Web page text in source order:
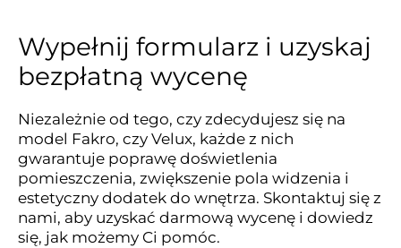
Wypełnij formularz i uzyskaj
bezpłatną wycenę
Niezależnie od tego, czy zdecydujesz się na
model Fakro, czy Velux, każde z nich
gwarantuje poprawę doświetlenia
pomieszczenia, zwiększenie pola widzenia i
estetyczny dodatek do wnętrza. Skontaktuj się z
nami, aby uzyskać darmową wycenę i dowiedz
się, jak możemy Ci pomóc.